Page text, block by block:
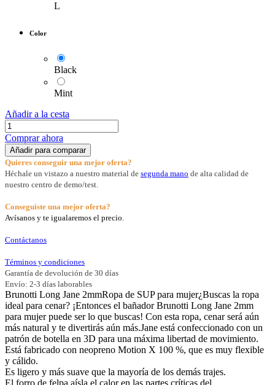
L
Color
Black
Mint
Añadir a la cesta
Comprar ahora
Añadir para comparar
Quieres conseguir una mejor oferta?
Héchale un vistazo a nuestro material de segunda mano de alta calidad de
nuestro centro de demo/test.
Conseguiste una mejor oferta?
Avísanos y te igualaremos el precio.
Contáctanos
Términos y condiciones
Garantía de devolución de 30 días
Envío: 2-3 días laborables
Brunotti Long Jane 2mmRopa de SUP para mujer¿Buscas la ropa
ideal para cenar? ¡Entonces el bañador Brunotti Long Jane 2mm
para mujer puede ser lo que buscas! Con esta ropa, cenar será aún
más natural y te divertirás aún más.Jane está confeccionado con un
patrón de botella en 3D para una máxima libertad de movimiento.
Está fabricado con neopreno Motion X 100 %, que es muy flexible
y cálido.
Es ligero y más suave que la mayoría de los demás trajes.
El forro de felpa aísla el calor en las partes críticas del